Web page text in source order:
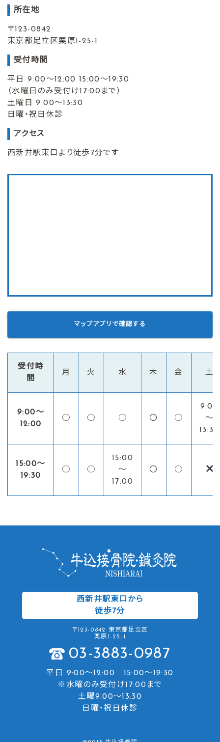
所在地
〒123-0842
東京都足立区栗原1-25-1
受付時間
平日 9:00〜12:00 15:00～19:30
（水曜日のみ受付け17:00まで）
土曜日 9:00～13:30
日曜・祝日休診
アクセス
西新井駅東口より徒歩7分です
マップアプリで確認する
受付時
間
月 火 水 木 金 土
9:00〜
12:00
○ ○ ○ 〇 ○
9:00
～
13:30
15:00〜
19:30
○ ○
15:00
～
17:00
〇 ○
西新井駅東口から
徒歩7分
〒123-0842 東京都足立区
栗原1-25-1
03-3883-0987
平日 9:00〜12:00 15:00～19:30
※水曜のみ受付け17:00まで
土曜9:00～13:30
日曜・祝日休診